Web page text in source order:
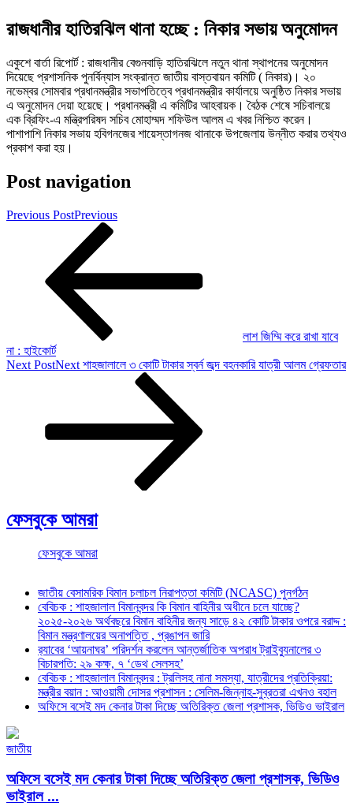
রাজধানীর হাতিরঝিল থানা হচ্ছে : নিকার সভায় অনুমোদন
একুশে বার্তা রিপোর্ট : রাজধানীর বেগুনবাড়ি হাতিরঝিলে নতুন থানা স্থাপনের অনুমোদন
দিয়েছে প্রশাসনিক পুনর্বিন্যাস সংক্রান্ত জাতীয় বাস্তবায়ন কমিটি ( নিকার)। ২০
নভেম্বর সোমবার প্রধানমন্ত্রীর সভাপতিত্বে প্রধানমন্ত্রীর কার্যালয়ে অনুষ্ঠিত নিকার সভায়
এ অনুমোদন দেয়া হয়েছে। প্রধানমন্ত্রী এ কমিটির আহবায়ক। বৈঠক শেষে সচিবালয়ে
এক ব্রিফিং-এ মন্ত্রিপরিষদ সচিব মোহাম্মদ শফিউল আলম এ খবর নিশ্চিত করেন।
পাশাপাশি নিকার সভায় হবিগনজের শায়েস্তাগনজ থানাকে উপজেলায় উন্নীত করার তথ্যও
প্রকাশ করা হয়।
Post navigation
Previous PostPrevious
লাশ জিম্মি করে রাখা যাবে
না : হাইকোর্ট
Next PostNext শাহজালালে ৩ কোটি টাকার স্বর্ন জব্দ বহনকারি যাত্রী আলম গ্রেফতার
ফেসবুকে আমরা
ফেসবুকে আমরা
জাতীয় বেসামরিক বিমান চলাচল নিরাপত্তা কমিটি (NCASC) পুনর্গঠন
বেবিচক : শাহজালাল বিমানবন্দর কি বিমান বাহিনীর অধীনে চলে যাচ্ছে?
২০২৫-২০২৬ অর্থবছরে বিমান বাহিনীর জন্য সাড়ে ৪২ কোটি টাকার ওপরে বরাদ্দ :
বিমান মন্ত্রণালয়ের অনাপত্তি , প্রঙাপন জারি
র‍্যাবের ‘আয়নাঘর’ পরিদর্শন করলেন আন্তর্জাতিক অপরাধ ট্রাইব্যুনালের ৩
বিচারপতি: ২৯ কক্ষ, ৭ ‘ডেথ সেলসহ’
বেবিচক : শাহজালাল বিমানবন্দর : ট্রলিসহ নানা সমস্যা, যাত্রীদের প্রতিক্রিয়া:
মন্ত্রীর বয়ান : আওয়ামী দোসর প্রশাসন : সেলিম-জিন্নাহ-সুব্রতরা এখনও বহাল
অফিসে বসেই মদ কেনার টাকা দিচ্ছে অতিরিক্ত জেলা প্রশাসক, ভিডিও ভাইরাল
জাতীয়
অফিসে বসেই মদ কেনার টাকা দিচ্ছে অতিরিক্ত জেলা প্রশাসক, ভিডিও
ভাইরাল ...